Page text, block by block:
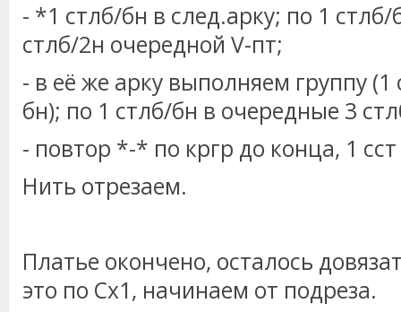
- *1 стлб/бн в след.арку; по 1
стлб/2н очередной V-пт;
- в её же арку выполняем группу
бн); по 1 стлб/бн в очередные 3
- повтор *-* по кргр до конца, 1
Нить отрезаем.
Платье окончено, осталось
это по Сх1, начинаем от подреза.